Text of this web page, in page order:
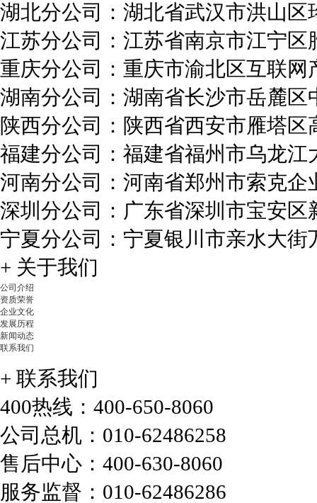
集团大型企业解决方案
智邦国际集团大型企业解
决方案，实现集团人......
手机端管理解决方案
智邦国际手机端管理解决
方案，把企业装进手......
化工行业解决方案
智邦国际化工行业解决方
案，完全针对化学工......
湖北分公司：湖北省武汉市洪山区
江苏分公司：江苏省南京市江宁区
重庆分公司：重庆市渝北区互联网
湖南分公司：湖南省长沙市岳麓区
陕西分公司：陕西省西安市雁塔
福建分公司：福建省福州市乌龙江
河南分公司：河南省郑州市索克企
深圳分公司：广东省深圳市宝安区
宁夏分公司：宁夏银川市亲水大街
+ 关于我们
公司介绍
资质荣誉
企业文化
发展历程
新闻动态
联系我们
+ 联系我们
400热线：400-650-8060
公司总机：010-62486258
售后中心：400-630-8060
服务监督：010-62486286